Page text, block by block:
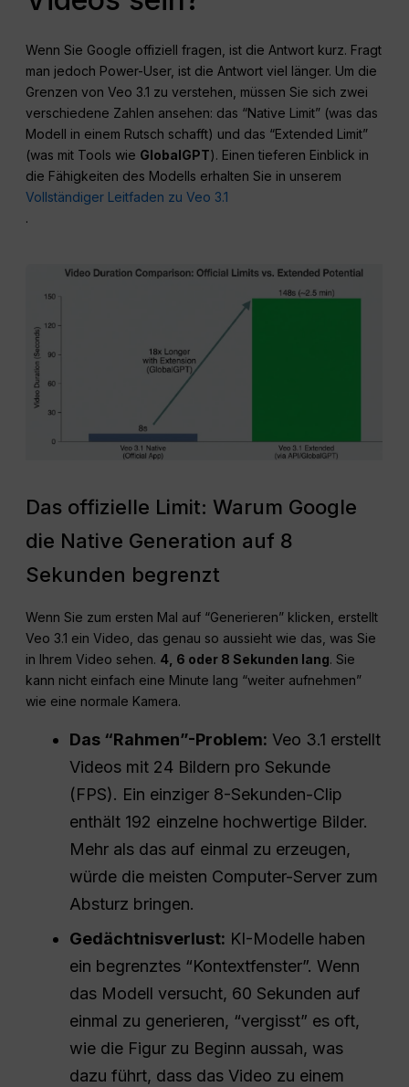
Wenn Sie Google offiziell fragen, ist die Antwort kurz. Fragt
man jedoch Power-User, ist die Antwort viel länger. Um die
Grenzen von Veo 3.1 zu verstehen, müssen Sie sich zwei
verschiedene Zahlen ansehen: das “Native Limit” (was das
Modell in einem Rutsch schafft) und das “Extended Limit”
(was mit Tools wie GlobalGPT). Einen tieferen Einblick in
die Fähigkeiten des Modells erhalten Sie in unserem
Vollständiger Leitfaden zu Veo 3.1
.
Das offizielle Limit: Warum Google
die Native Generation auf 8
Sekunden begrenzt
Wenn Sie zum ersten Mal auf “Generieren” klicken, erstellt
Veo 3.1 ein Video, das genau so aussieht wie das, was Sie
in Ihrem Video sehen. 4, 6 oder 8 Sekunden lang. Sie
kann nicht einfach eine Minute lang “weiter aufnehmen”
wie eine normale Kamera.
Das “Rahmen”-Problem: Veo 3.1 erstellt
Videos mit 24 Bildern pro Sekunde
(FPS). Ein einziger 8-Sekunden-Clip
enthält 192 einzelne hochwertige Bilder.
Mehr als das auf einmal zu erzeugen,
würde die meisten Computer-Server zum
Absturz bringen.
Gedächtnisverlust: KI-Modelle haben
ein begrenztes “Kontextfenster”. Wenn
das Modell versucht, 60 Sekunden auf
einmal zu generieren, “vergisst” es oft,
wie die Figur zu Beginn aussah, was
dazu führt, dass das Video zu einem